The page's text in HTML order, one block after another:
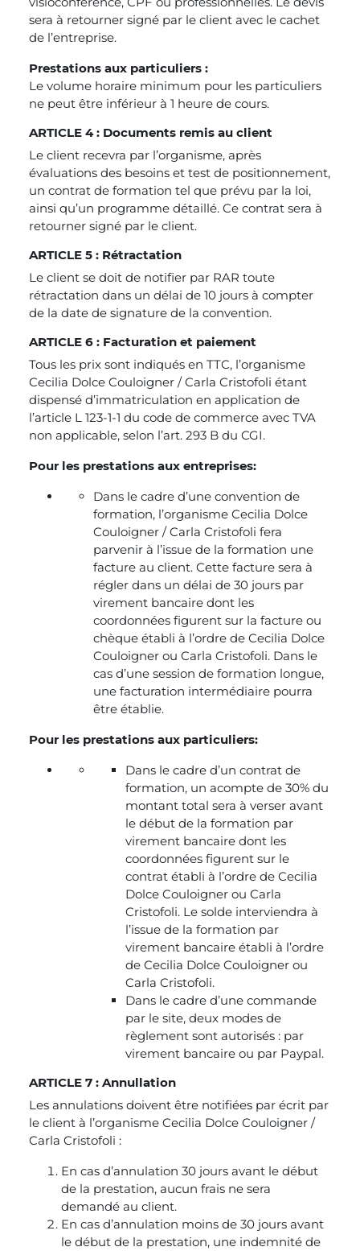
sera à retourner signé par le client avec le cachet
de l’entreprise.
Prestations aux particuliers :
Le volume horaire minimum pour les particuliers
ne peut être inférieur à 1 heure de cours.
ARTICLE 4 : Documents remis au client
Le client recevra par l’organisme, après
évaluations des besoins et test de positionnement,
un contrat de formation tel que prévu par la loi,
ainsi qu’un programme détaillé. Ce contrat sera à
retourner signé par le client.
ARTICLE 5 : Rétractation
Le client se doit de notifier par RAR toute
rétractation dans un délai de 10 jours à compter
de la date de signature de la convention.
ARTICLE 6 : Facturation et paiement
Tous les prix sont indiqués en TTC, l’organisme
Cecilia Dolce Couloigner / Carla Cristofoli étant
dispensé d’immatriculation en application de
l’article L 123-1-1 du code de commerce avec TVA
non applicable, selon l’art. 293 B du CGI.
Pour les prestations aux entreprises:
Dans le cadre d’une convention de
formation, l’organisme Cecilia Dolce
Couloigner / Carla Cristofoli fera
parvenir à l’issue de la formation une
facture au client. Cette facture sera à
régler dans un délai de 30 jours par
virement bancaire dont les
coordonnées figurent sur la facture ou
chèque établi à l’ordre de Cecilia Dolce
Couloigner ou Carla Cristofoli. Dans le
cas d’une session de formation longue,
une facturation intermédiaire pourra
être établie.
Pour les prestations aux particuliers:
Dans le cadre d’un contrat de
formation, un acompte de 30% du
montant total sera à verser avant
le début de la formation par
virement bancaire dont les
coordonnées figurent sur le
contrat établi à l’ordre de Cecilia
Dolce Couloigner ou Carla
Cristofoli. Le solde interviendra à
l’issue de la formation par
virement bancaire établi à l’ordre
de Cecilia Dolce Couloigner ou
Carla Cristofoli.
Dans le cadre d’une commande
par le site, deux modes de
règlement sont autorisés : par
virement bancaire ou par Paypal.
ARTICLE 7 : Annullation
Les annulations doivent être notifiées par écrit par
le client à l’organisme Cecilia Dolce Couloigner /
Carla Cristofoli :
En cas d’annulation 30 jours avant le début
de la prestation, aucun frais ne sera
demandé au client.
En cas d’annulation moins de 30 jours avant
le début de la prestation, une indemnité de